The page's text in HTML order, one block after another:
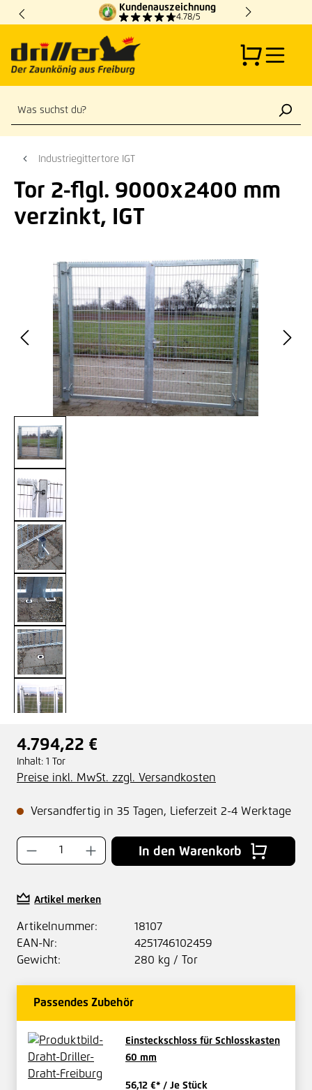
Zum Hauptinhalt springen
Kundenauszeichnung
4.78/5
Industriegittertore IGT
Tor 2-flgl. 9000x2400 mm
verzinkt, IGT
Bildergalerie überspringen
Regulärer Preis:
4.794,22 €
Inhalt: 1 Tor
Preise inkl. MwSt. zzgl. Versandkosten
Versandfertig in 35 Tagen, Lieferzeit 2-4 Werktage
Produkt Anzahl: Gib den gewünschten
In den Warenkorb
Artikel merken
Artikelnummer:
18107
EAN-Nr:
4251746102459
Gewicht:
280 kg / Tor
Passendes Zubehör
Einsteckschloss für Schlosskasten
60 mm
56,12 €* / Je Stück